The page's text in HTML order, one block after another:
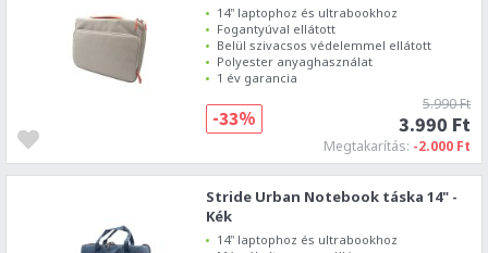
14" laptophoz és ultrabookhoz
Fogantyúval ellátott
Belül szivacsos védelemmel ellátott
Polyester anyaghasználat
1 év garancia
5.990 Ft
3.990 Ft
Megtakarítás: -2.000 Ft
-33%
Stride Urban Notebook táska 14" -
Kék
14" laptophoz és ultrabookhoz